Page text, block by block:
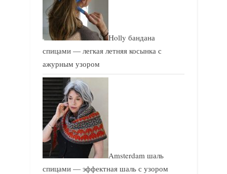
Holly бандана
спицами — легкая летняя косынка с
ажурным узором
Amsterdam шаль
спицами — эффектная шаль с узором